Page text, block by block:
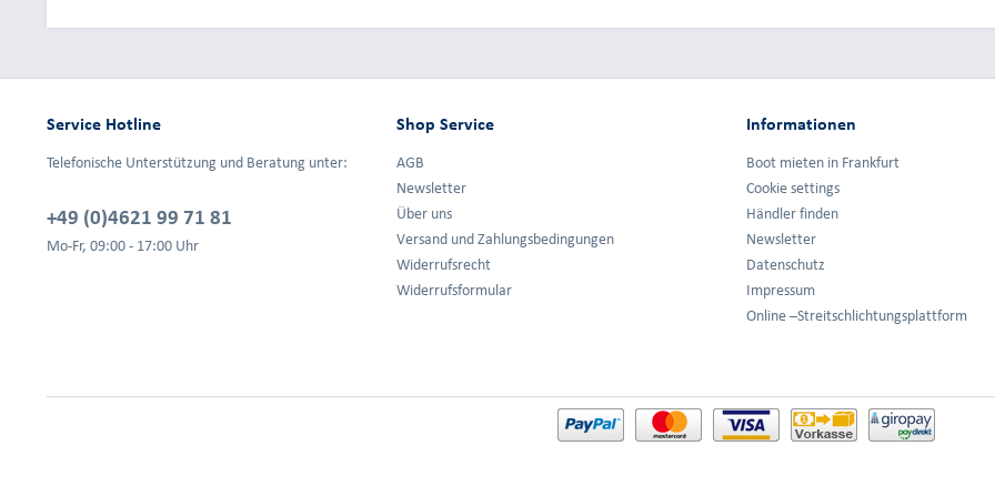
Service Hotline
Telefonische Unterstützung und Beratung unter:
+49 (0)4621 99 71 81
Mo-Fr, 09:00 - 17:00 Uhr
Shop Service
AGB
Newsletter
Über uns
Versand und Zahlungsbedingungen
Widerrufsrecht
Widerrufsformular
Informationen
Boot mieten in Frankfurt
Cookie settings
Händler finden
Newsletter
Datenschutz
Impressum
Online –Streitschlichtungsplattform